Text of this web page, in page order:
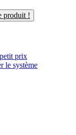
produit !
prix
le système